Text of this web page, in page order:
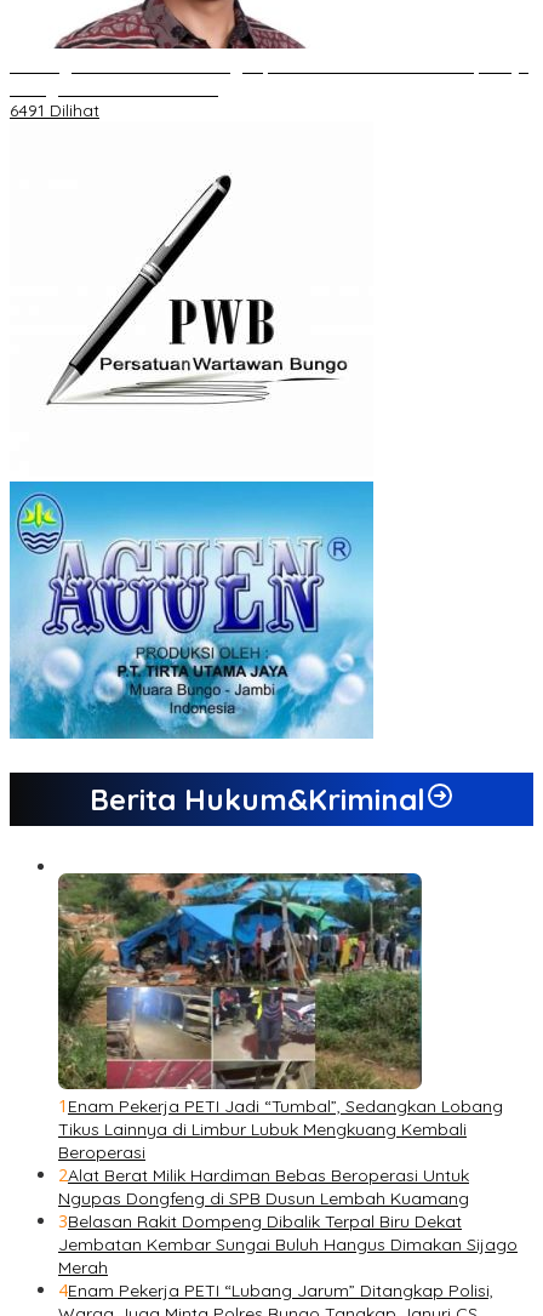
6491 Dilihat
Berita Hukum&Kriminal
1 Enam Pekerja PETI Jadi “Tumbal”, Sedangkan Lobang
Tikus Lainnya di Limbur Lubuk Mengkuang Kembali
Beroperasi
2Alat Berat Milik Hardiman Bebas Beroperasi Untuk
Ngupas Dongfeng di SPB Dusun Lembah Kuamang
3Belasan Rakit Dompeng Dibalik Terpal Biru Dekat
Jembatan Kembar Sungai Buluh Hangus Dimakan Sijago
Merah
4Enam Pekerja PETI “Lubang Jarum” Ditangkap Polisi,